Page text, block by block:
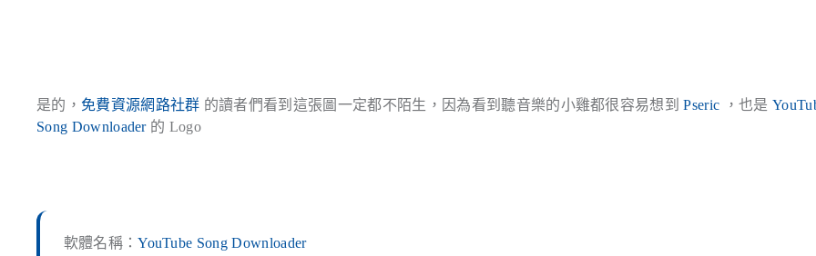
是的， 免費資源網路社群 的讀者們看到這張圖一定都不陌生，因為看到聽音樂的小雞都很容易想到Pseric ，也是
Song Downloader的 Logo
軟體名稱：YouTube Song Downloader